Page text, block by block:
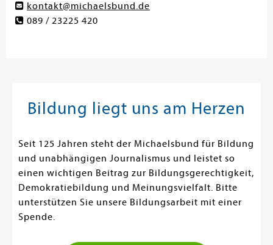
kontakt@michaelsbund.de
089 / 23225 420
Bildung liegt uns am Herzen
Seit 125 Jahren steht der Michaelsbund für Bildung
und unabhängigen Journalismus und leistet so
einen wichtigen Beitrag zur Bildungsgerechtigkeit,
Demokratiebildung und Meinungsvielfalt. Bitte
unterstützen Sie unsere Bildungsarbeit mit einer
Spende.